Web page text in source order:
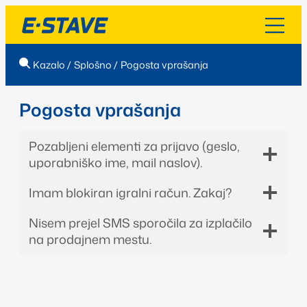
Kazalo/Splošno / Pogosta vprašanja
Pogosta vprašanja
Pozabljeni elementi za prijavo (geslo,
uporabniško ime, mail naslov).
Imam blokiran igralni račun. Zakaj?
Nisem prejel SMS sporočila za izplačilo
na prodajnem mestu.